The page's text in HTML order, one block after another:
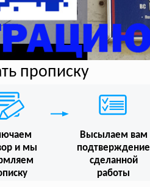
прописку
и мы
Высылаем вам
подтверждение
сделанной
работы